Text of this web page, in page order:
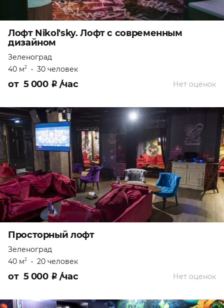
Лофт Nikol'sky. Лофт с современным
дизайном
Зеленоград
40 м2 • 30 человек
Нет оценок
от 5 000 ₽ /час
Просторный лофт
Зеленоград
40 м2 • 20 человек
Нет оценок
от 5 000 ₽ /час